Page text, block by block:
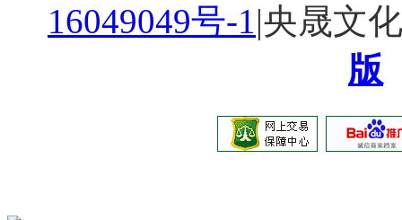
16049049号-1|央晟文
版